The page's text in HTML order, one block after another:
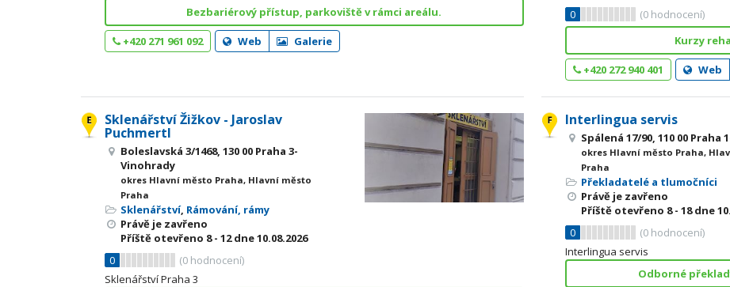
Bezbariérový přístup, parkoviště v rámci areálu.
+420 271 961 092 Web Galerie
0
(0 hodnocení)
Kurzy
+420 272 940 401 Web
Sklenářství Žižkov - Jaroslav
Puchmertl
Boleslavská 3/1468, 130 00 Praha 3-
Vinohrady
okres Hlavní město Praha, Hlavní město
Praha
Sklenářství, Rámování, rámy
Právě je zavřeno
Příště otevřeno 8 - 12dne 10.08.2026
0
(0 hodnocení)
Sklenářství Praha 3
Interlingua servis
Spálená 17/90, 110 00 Praha
okres Hlavní město Praha,
Praha
Překladatelé a tlumočníci
Právě je zavřeno
Příště otevřeno 8 - 18dne
0
(0 hodnocení)
Interlingua servis
Odborné